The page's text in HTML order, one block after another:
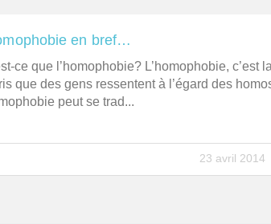
en bref…
ce que l’homophobie? L’homophobie, c’est
que des gens ressentent à l’égard des
peut se trad...
23 avril 2014